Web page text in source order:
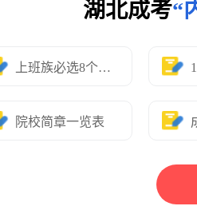
湖北成考“
上班族必选8个专业
院校简章一览表